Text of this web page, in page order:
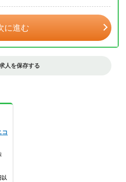
に進む
人を保存する
コ
以